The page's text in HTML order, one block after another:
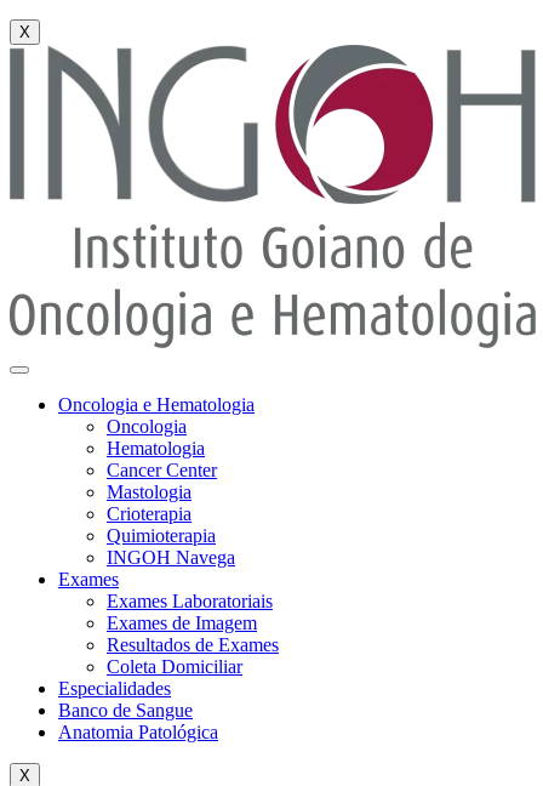
X
Oncologia e Hematologia
Oncologia
Hematologia
Cancer Center
Mastologia
Crioterapia
Quimioterapia
INGOH Navega
Exames
Exames Laboratoriais
Exames de Imagem
Resultados de Exames
Coleta Domiciliar
Especialidades
Banco de Sangue
Anatomia Patológica
X